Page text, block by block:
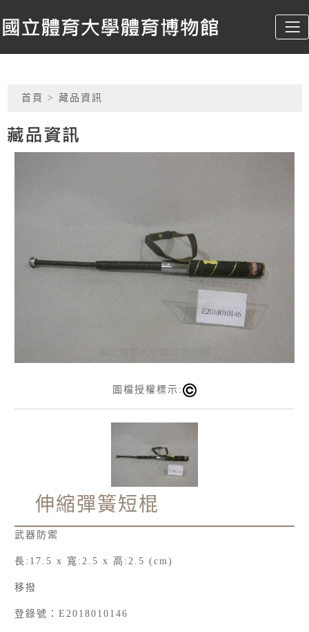
國立體育大學體育博物館
網頁導覽
:::
首頁 > 藏品資訊
藏品資訊
圖檔授權標示:
伸縮彈簧短棍
武器防禦
長:17.5 x 寬:2.5 x 高:2.5 (cm)
移撥
登錄號：E2018010146